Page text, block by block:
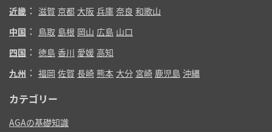
近畿 ： 滋賀 京都 大阪 兵庫 奈良 和歌山
中国 ： 鳥取 島根 岡山 広島 山口
四国 ： 徳島 香川 愛媛 高知
九州 ： 福岡 佐賀 長崎 熊本 大分 宮崎 鹿児島 沖縄
カテゴリー
AGAの基礎知識